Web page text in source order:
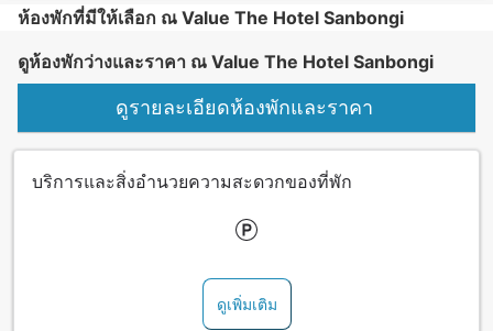
ห้องพักที่มีให้เลือก ณ Value The Hotel Sanbongi
ดูห้องพักว่างและราคา ณ Value The Hotel Sanbongi
ดูรายละเอียดห้องพักและราคา
บริการและสิ่งอำนวยความสะดวกของที่พัก
ดูเพิ่มเติม